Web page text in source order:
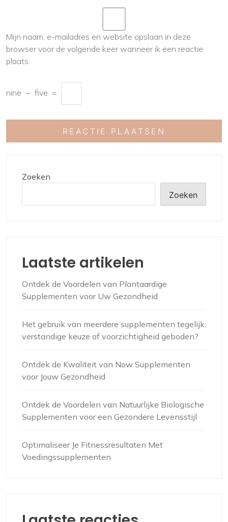
Mijn naam, e-mailadres en website opslaan in deze
browser voor de volgende keer wanneer ik een reactie
plaats.
nine − five =
Zoeken
Zoeken
Laatste artikelen
Ontdek de Voordelen van Plantaardige
Supplementen voor Uw Gezondheid
Het gebruik van meerdere supplementen tegelijk:
verstandige keuze of voorzichtigheid geboden?
Ontdek de Kwaliteit van Now Supplementen
voor Jouw Gezondheid
Ontdek de Voordelen van Natuurlijke Biologische
Supplementen voor een Gezondere Levensstijl
Optimaliseer Je Fitnessresultaten Met
Voedingssupplementen